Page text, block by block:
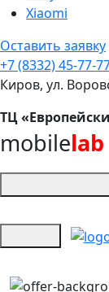
Xiaomi
Оставить заявку
+7 (8332) 45-77-
Киров, ул.
ТЦ
mobilelab